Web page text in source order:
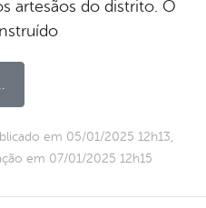
artesãos do distrito. O
em 05/01/2025 12h13,
em 07/01/2025 12h15